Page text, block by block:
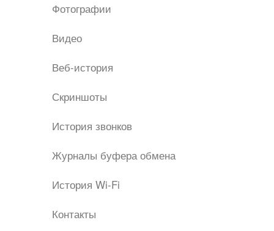
Фотографии
Видео
Веб-история
Скриншоты
История звонков
Журналы буфера обмена
История Wi-Fi
Контакты